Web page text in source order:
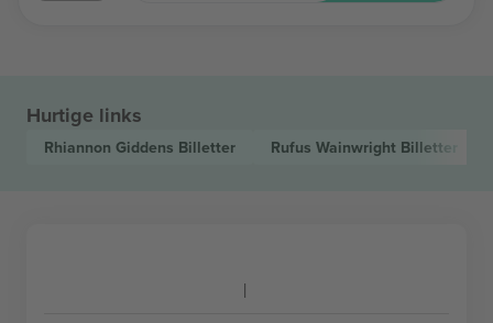
Hurtige links
Rhiannon Giddens Billetter Rufus Wainwright Billetter